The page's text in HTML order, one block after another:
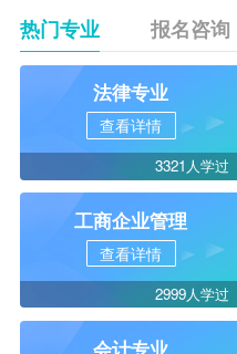
热门专业 报名咨询
法律专业
查看详情
3321人学过
工商企业管理
查看详情
2999人学过
会计专业